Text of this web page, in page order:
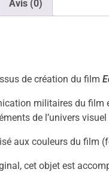
Avis (0)
de création du film
militaires du
de l’univers
aux couleurs du film
cet objet est